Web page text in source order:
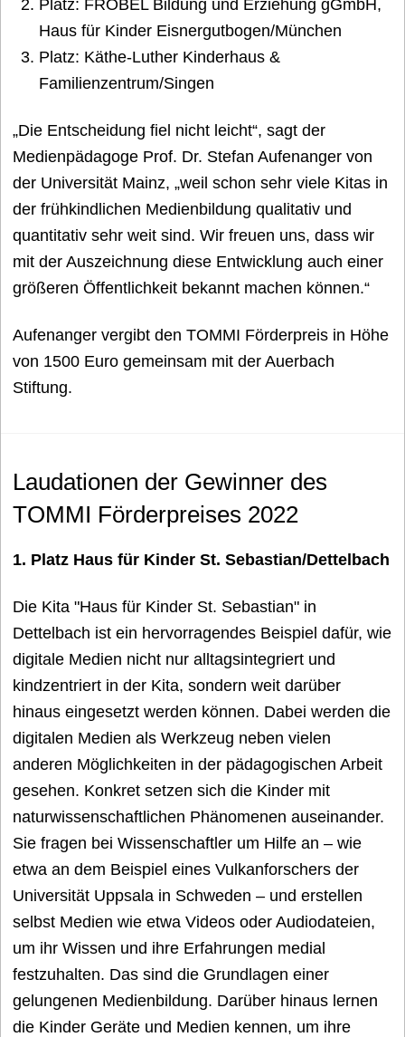
Platz: FRÖBEL Bildung und Erziehung gGmbH,
Haus für Kinder Eisnergutbogen/München
Platz: Käthe-Luther Kinderhaus &
Familienzentrum/Singen
„Die Entscheidung fiel nicht leicht“, sagt der
Medienpädagoge Prof. Dr. Stefan Aufenanger von
der Universität Mainz, „weil schon sehr viele Kitas in
der frühkindlichen Medienbildung qualitativ und
quantitativ sehr weit sind. Wir freuen uns, dass wir
mit der Auszeichnung diese Entwicklung auch einer
größeren Öffentlichkeit bekannt machen können.“
Aufenanger vergibt den TOMMI Förderpreis in Höhe
von 1500 Euro gemeinsam mit der Auerbach
Stiftung.
Laudationen der Gewinner des
TOMMI Förderpreises 2022
1. Platz Haus für Kinder St. Sebastian/Dettelbach
Die Kita "Haus für Kinder St. Sebastian" in
Dettelbach ist ein hervorragendes Beispiel dafür, wie
digitale Medien nicht nur alltagsintegriert und
kindzentriert in der Kita, sondern weit darüber
hinaus eingesetzt werden können. Dabei werden die
digitalen Medien als Werkzeug neben vielen
anderen Möglichkeiten in der pädagogischen Arbeit
gesehen. Konkret setzen sich die Kinder mit
naturwissenschaftlichen Phänomenen auseinander.
Sie fragen bei Wissenschaftler um Hilfe an – wie
etwa an dem Beispiel eines Vulkanforschers der
Universität Uppsala in Schweden – und erstellen
selbst Medien wie etwa Videos oder Audiodateien,
um ihr Wissen und ihre Erfahrungen medial
festzuhalten. Das sind die Grundlagen einer
gelungenen Medienbildung. Darüber hinaus lernen
die Kinder Geräte und Medien kennen, um ihre